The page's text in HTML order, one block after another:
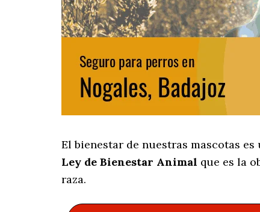
El bienestar de nuestras mascotas
Ley de Bienestar Animal que es la
raza.